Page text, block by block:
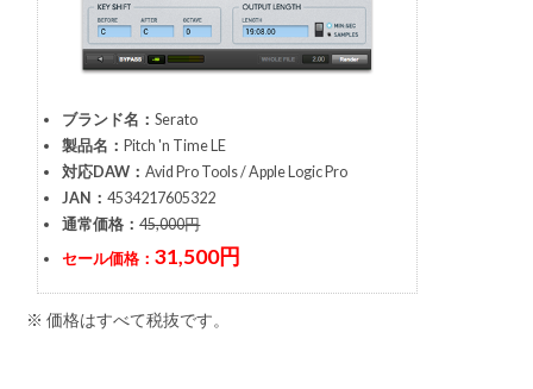
ブランド名：Serato
製品名：Pitch 'n Time LE
対応DAW：Avid Pro Tools / Apple Logic Pro
JAN：4534217605322
通常価格：45,000円
セール価格：31,500円
※ 価格はすべて税抜です。